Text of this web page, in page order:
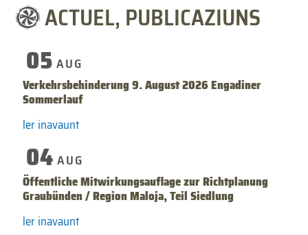
ACTUEL, PUBLICAZIUNS
05 AUG
Verkehrsbehinderung 9. August 2026 Engadiner
Sommerlauf
ler inavaunt
04 AUG
Öffentliche Mitwirkungsauflage zur Richtplanung
Graubünden / Region Maloja, Teil Siedlung
ler inavaunt